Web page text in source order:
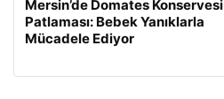
Mersin’de Domates Konservesi
Patlaması: Bebek Yanıklarla
Mücadele Ediyor